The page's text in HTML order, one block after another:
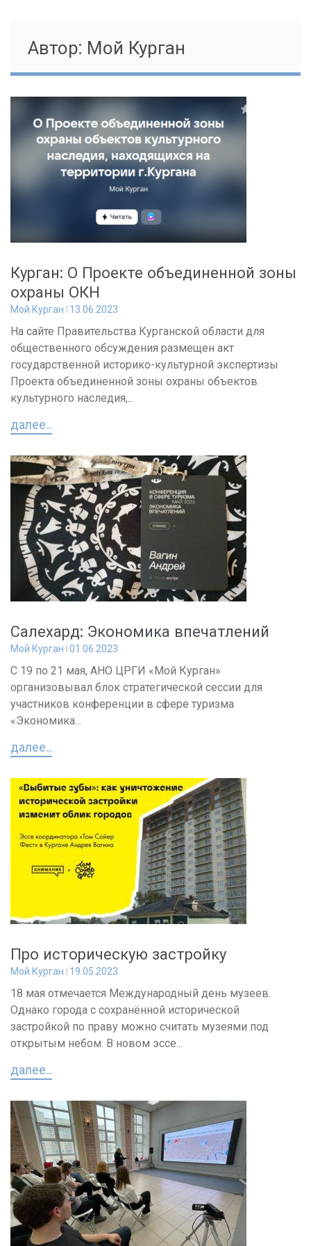
Автор: Мой Курган
Курган: О Проекте объединенной зоны
охраны ОКН
Мой Курган 13.06.2023
На сайте Правительства Курганской области для
общественного обсуждения размещен акт
государственной историко-культурной экспертизы
Проекта объединенной зоны охраны объектов
культурного наследия,...
далее...
Салехард: Экономика впечатлений
Мой Курган 01.06.2023
C 19 по 21 мая, АНО ЦРГИ «Мой Курган»
организовывал блок стратегической сессии для
участников конференции в сфере туризма
«Экономика...
далее...
Про историческую застройку
Мой Курган 19.05.2023
18 мая отмечается Международный день музеев.
Однако города с сохранённой исторической
застройкой по праву можно считать музеями под
открытым небом. В новом эссе...
далее...